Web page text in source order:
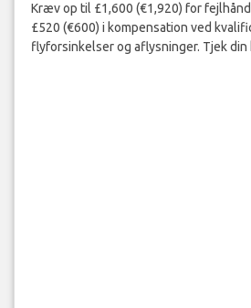
Kræv op til £1,600 (€1,920) for
£520 (€600) i kompensation ved
flyforsinkelser og aflysninger. Tjek din